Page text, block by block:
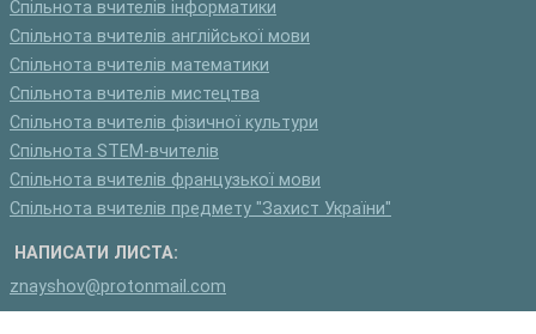
Спільнота вчителів інформатики
Спільнота вчителів англійської мови
Спільнота вчителів математики
Спільнота вчителів мистецтва
Спільнота вчителів фізичної культури
Спільнота STEM-вчителів
Спільнота вчителів французької мови
Спільнота вчителів предмету "Захист України"
НАПИСАТИ ЛИСТА:
znayshov@protonmail.com